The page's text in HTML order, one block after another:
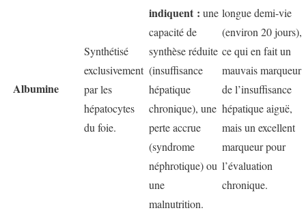
Albumine
Synthétisé
exclusivement
par les
hépatocytes
du foie.
indiquent : une
capacité de
synthèse réduite
(insuffisance
hépatique
chronique), une
perte accrue
(syndrome
néphrotique) ou
une
malnutrition.
longue demi-vie
(environ 20 jours),
ce qui en fait un
mauvais marqueur
de l’insuffisance
hépatique aiguë,
mais un excellent
marqueur pour
l’évaluation
chronique.